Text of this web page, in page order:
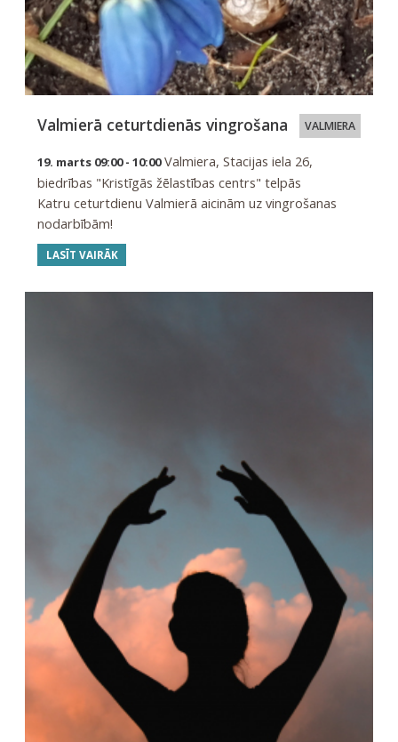
VALMIERA
Valmierā ceturtdienās vingrošana
19. marts 09:00 - 10:00Valmiera, Stacijas iela 26,
biedrības "Kristīgās žēlastības centrs" telpās
Katru ceturtdienu Valmierā aicinām uz vingrošanas
nodarbībām!
LASĪT VAIRĀK